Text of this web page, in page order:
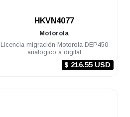
HKVN4077
Motorola
Licencia migración Motorola DEP450
analógico a digital
$ 216.55 USD